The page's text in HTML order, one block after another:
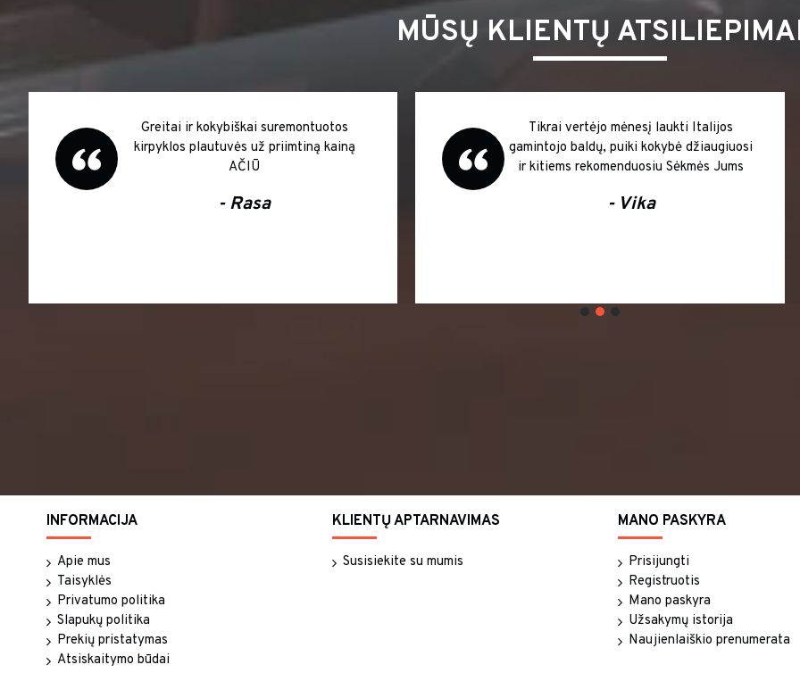
MŪSŲ KLIENTŲ
Greitai ir kokybiškai suremontuotos
kirpyklos plautuvės už priimtiną kainą
AČIŪ
- Rasa
Tikrai vertėjo mėnesį laukti Italijos
gamintojo baldų, puiki kokybė džiaugiuosi
ir kitiems rekomenduosiu Sėkmės Jums
- Vika
INFORMACIJA
Apie mus
Taisyklės
Privatumo politika
Slapukų politika
Prekių pristatymas
Atsiskaitymo būdai
KLIENTŲ APTARNAVIMAS
Susisiekite su mumis
MANO PASKYRA
Prisijungti
Registruotis
Mano paskyra
Užsakymų istorija
Naujienlaiškio prenumerata